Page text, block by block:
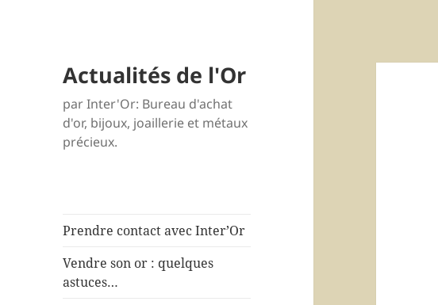
Actualités de l'Or
par Inter'Or: Bureau d'achat
d'or, bijoux, joaillerie et métaux
précieux.
Prendre contact avec Inter’Or
Vendre son or : quelques
astuces…